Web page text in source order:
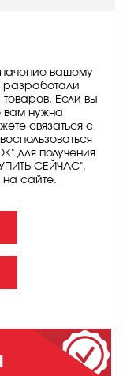
вашему
разработали
Если вы
вам нужна
связаться с
для получения
СЕЙЧАС",
на сайте.